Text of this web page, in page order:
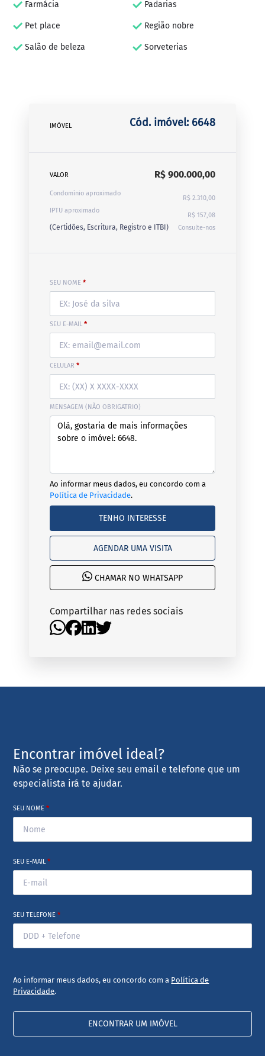
Farmácia Padarias
Pet place Região nobre
Salão de beleza Sorveterias
IMÓVEL Cód. imóvel: 6648
VALOR R$ 900.000,00
Condomínio aproximado
R$ 2.310,00
IPTU aproximado
R$ 157,08
(Certidões, Escritura, Registro e ITBI) Consulte-nos
SEU NOME *
SEU E-MAIL *
CELULAR *
MENSAGEM (NÃO OBRIGATRIO)
Ao informar meus dados, eu concordo com a
Política de Privacidade.
TENHO INTERESSE
AGENDAR UMA VISITA
CHAMAR NO WHATSAPP
Compartilhar nas redes sociais
Encontrar imóvel ideal?
Não se preocupe. Deixe seu email e telefone que um
especialista irá te ajudar.
SEU NOME*
SEU E-MAIL*
SEU TELEFONE*
Ao informar meus dados, eu concordo com a Política de
Privacidade.
ENCONTRAR UM IMÓVEL